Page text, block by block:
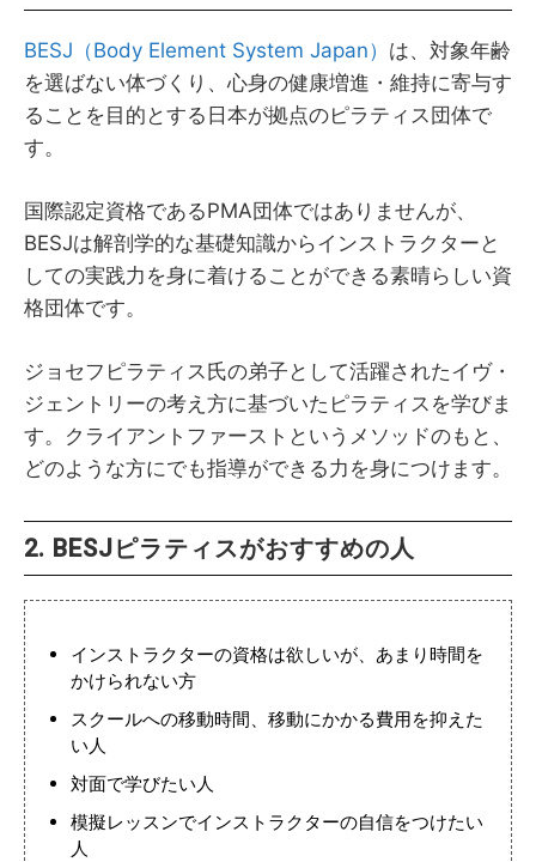
BESJ（Body Element System Japan） は、対象年齢
を選ばない体づくり、心身の健康増進・維持に寄与す
ることを目的とする日本が拠点のピラティス団体で
す。
国際認定資格であるPMA団体ではありませんが、
BESJは解剖学的な基礎知識からインストラクターと
しての実践力を身に着けることができる素晴らしい資
格団体です。
ジョセフピラティス氏の弟子として活躍されたイヴ・
ジェントリーの考え方に基づいたピラティスを学びま
す。クライアントファーストというメソッドのもと、
どのような方にでも指導ができる力を身につけます。
2. BESJピラティスがおすすめの人
インストラクターの資格は欲しいが、あまり時間を
かけられない方
スクールへの移動時間、移動にかかる費用を抑えた
い人
対面で学びたい人
模擬レッスンでインストラクターの自信をつけたい
人